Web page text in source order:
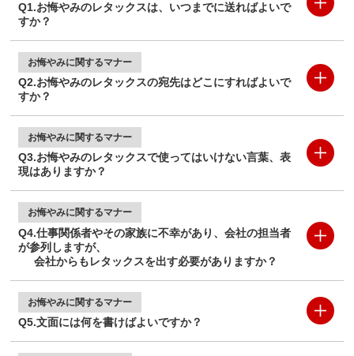
Q1.お悔やみのレタックスは、いつまでに送ればよいで
すか？
お悔やみに関するマナー
Q2.お悔やみのレタックスの宛先はどこにすればよいで
すか？
お悔やみに関するマナー
Q3.お悔やみのレタックスで使ってはいけない言葉、表
現はありますか？
お悔やみに関するマナー
Q4.仕事関係者やその家族に不幸があり、会社の担当者
が参列しますが、
会社からもレタックスを出す必要がありますか？
お悔やみに関するマナー
Q5.文面には何を書けばよいですか？